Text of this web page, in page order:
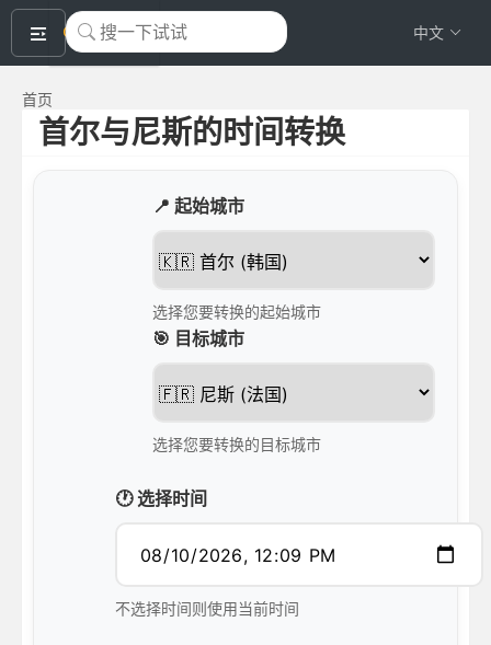
okeyTool 中文
首页
首尔与尼斯的时间转换
📍 起始城市
选择您要转换的起始城市
🎯 目标城市
选择您要转换的目标城市
🕐 选择时间
不选择时间则使用当前时间